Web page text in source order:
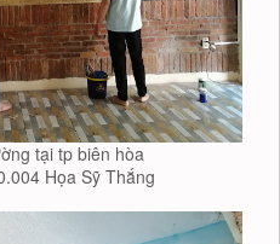
tại tp biên hòa
Họa Sỹ Thắng